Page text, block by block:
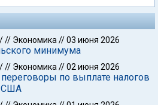
// Экономика //03 июня 2026
минимума
// Экономика //02 июня 2026
по выплате налогов
США